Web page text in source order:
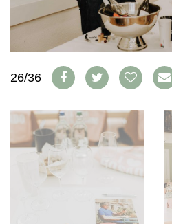
ABO
ARCHIV
VORTEILSWELT
BÜCHER
WEINSZENE
PORTRAITS
VINOPHILES
ANMELDEN
AWARDS
GEWINNSPIELE
VORTEILSWELT
TRINKREIFETABELLE
ABO
WEINSUCHE
NEWSLETTER
WINE TRADE CLUB
26/36